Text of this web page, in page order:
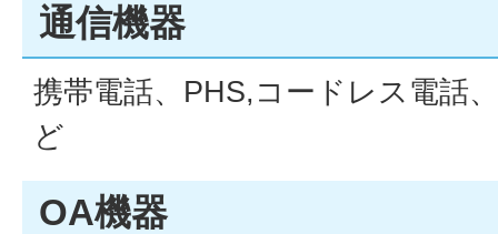
通信機器
携帯電話、PHS,コードレス電話
ど
OA機器